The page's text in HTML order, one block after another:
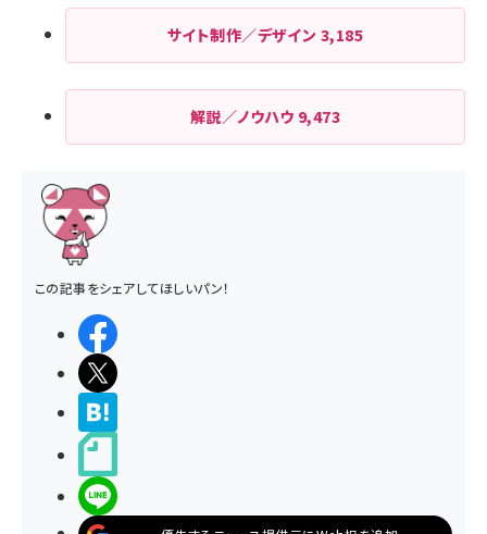
サイト制作／デザイン 3,185
解説／ノウハウ 9,473
この記事をシェアしてほしいパン！